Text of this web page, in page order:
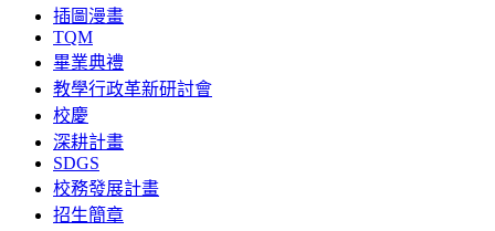
插圖漫畫
TQM
畢業典禮
教學行政革新研討會
校慶
深耕計畫
SDGS
校務發展計畫
招生簡章